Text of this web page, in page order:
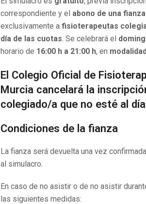
correspondiente y el abono de una
exclusivamente a fisioterapeutas
día de las cuotas. Se celebrará el
horario de 16:00 h a 21:00 h, en
El Colegio Oficial de
Murcia cancelará la
colegiado/a que no esté al
Condiciones de la fianza
La fianza será devuelta una vez
al simulacro.
En caso de no asistir o de no asistir
las siguientes medidas: